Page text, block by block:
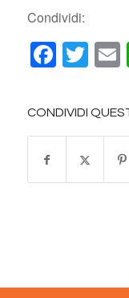
Condividi:
CONDIVIDI